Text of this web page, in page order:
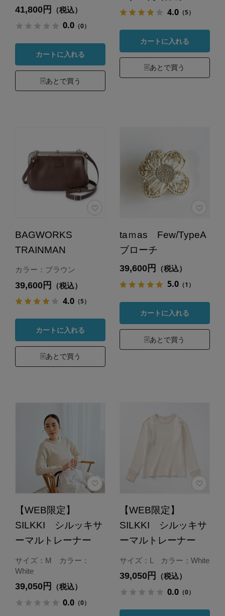
41,800円 （税込）
0.0（0）
カートに入れる
あとで買う
4.0（5）
カートに入れる
あとで買う
BAGWORKS
TRAINMAN
カラー：ブラウン
39,600円 （税込）
4.0（5）
カートに入れる
あとで買う
taｍas Few/TypeA
ブローチ
39,600円 （税込）
5.0（1）
カートに入れる
あとで買う
【WEB限定】
SILKKI シルッキサ
ーマルトレーナー
サイズ：M カラー：
White
39,050円 （税込）
0.0（0）
【WEB限定】
SILKKI シルッキサ
ーマルトレーナー
サイズ：L カラー：White
39,050円 （税込）
0.0（0）